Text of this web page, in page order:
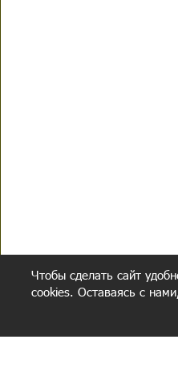
Чтобы сделать сайт
cookies. Оставаясь с